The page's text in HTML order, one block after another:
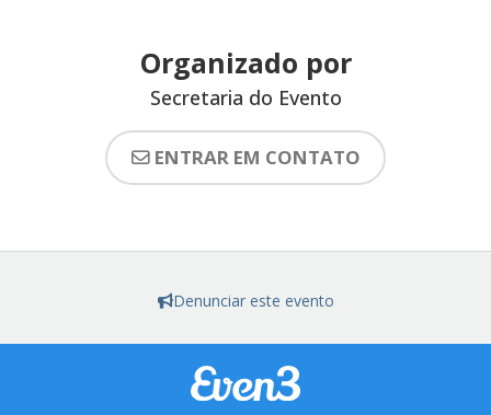
Organizado por
Secretaria do Evento
ENTRAR EM CONTATO
Denunciar este evento